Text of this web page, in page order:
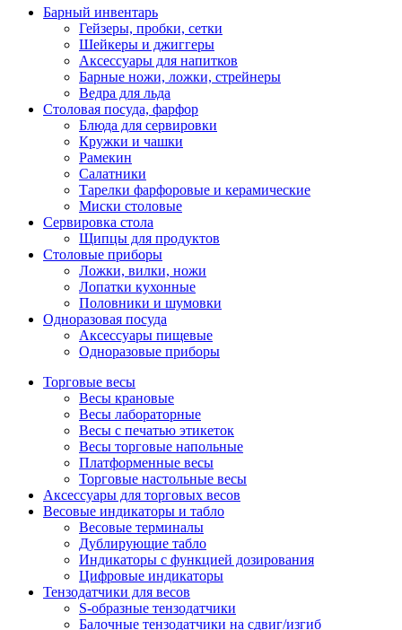
Барный инвентарь
Гейзеры, пробки, сетки
Шейкеры и джиггеры
Аксессуары для напитков
Барные ножи, ложки, стрейнеры
Ведра для льда
Столовая посуда, фарфор
Блюда для сервировки
Кружки и чашки
Рамекин
Салатники
Тарелки фарфоровые и керамические
Миски столовые
Сервировка стола
Щипцы для продуктов
Столовые приборы
Ложки, вилки, ножи
Лопатки кухонные
Половники и шумовки
Одноразовая посуда
Аксессуары пищевые
Одноразовые приборы
Торговые весы
Весы крановые
Весы лабораторные
Весы с печатью этикеток
Весы торговые напольные
Платформенные весы
Торговые настольные весы
Аксессуары для торговых весов
Весовые индикаторы и табло
Весовые терминалы
Дублирующие табло
Индикаторы с функцией дозирования
Цифровые индикаторы
Тензодатчики для весов
S-образные тензодатчики
Балочные тензодатчики на сдвиг/изгиб